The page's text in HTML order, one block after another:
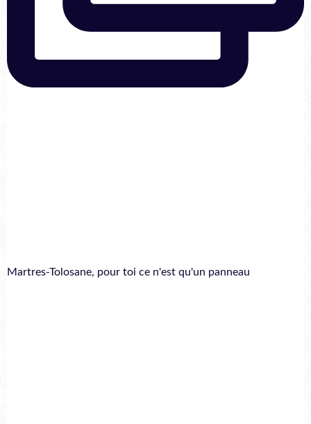
Martres-Tolosane, pour toi ce n'est qu'un panneau